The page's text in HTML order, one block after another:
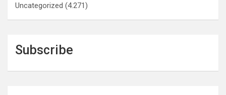
Uncategorized (4.271)
Subscribe